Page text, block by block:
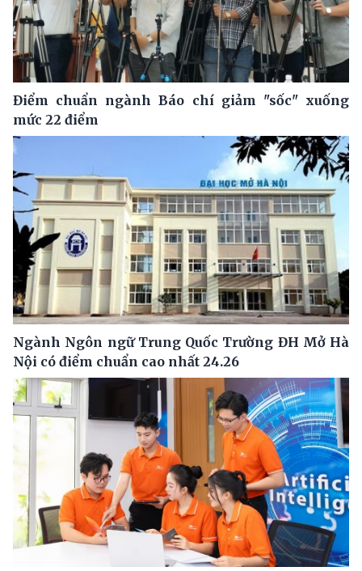
Điểm chuẩn ngành Báo chí giảm "sốc" xuống
mức 22 điểm
Ngành Ngôn ngữ Trung Quốc Trường ĐH Mở Hà
Nội có điểm chuẩn cao nhất 24.26